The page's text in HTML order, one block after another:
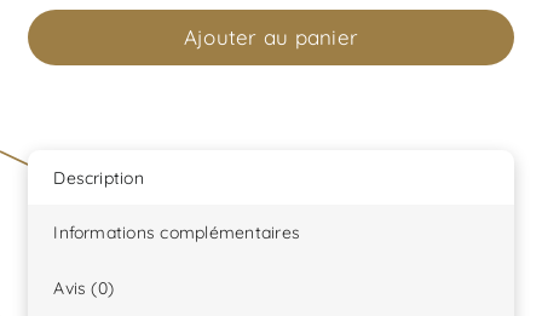
de
Pot
Cannes
fleurs
Ajouter au panier
Description
Informations complémentaires
Avis (0)